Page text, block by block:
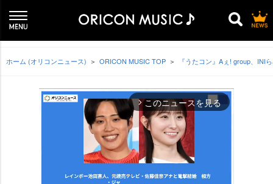
ホーム (オリコンニュース) ORICON MUSIC TOP 『うたコン』Aぇ! group、INI
arrow_forward_ios このニュースを見る